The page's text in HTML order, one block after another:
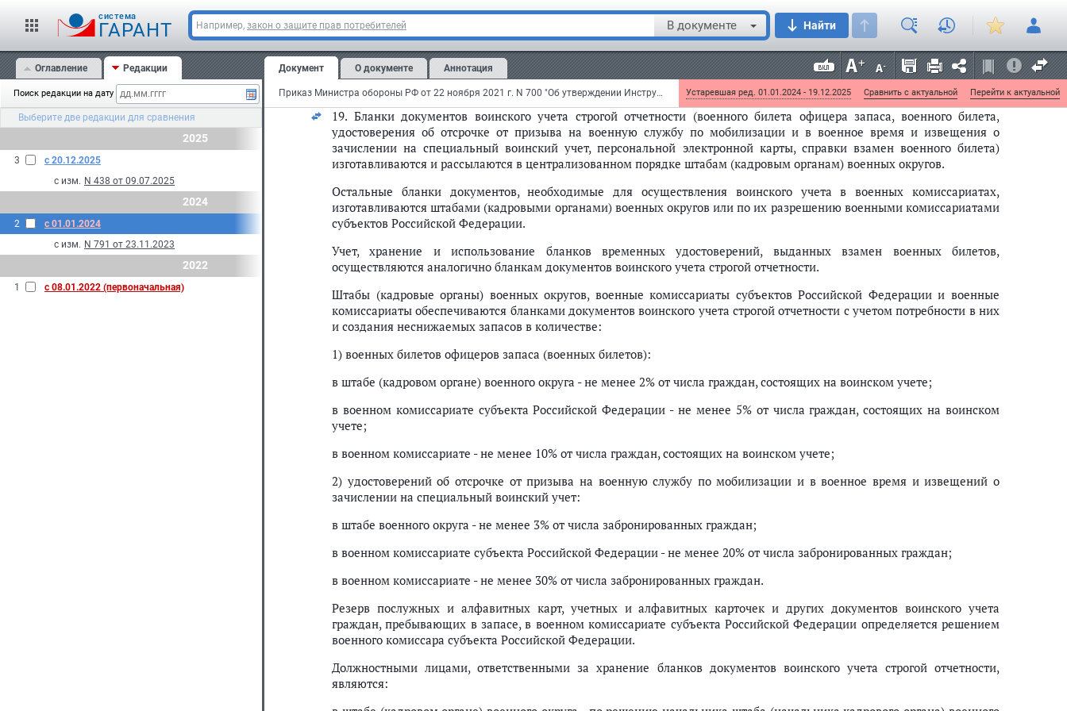
cистема
ГАРАНТ Например, закон о защите прав потребителей В документе Найти
Оглавление Редакции
Поиск редакции на дату
Выберите две редакции для сравнения
2025
3
с 20.12.2025
с изм. N 438 от 09.07.2025
2024
2
с 01.01.2024
с изм. N 791 от 23.11.2023
2022
1 с 08.01.2022 (первоначальная)
Документ О документе Аннотация
Приказ Министра обороны РФ от 22 ноября 2021 г. N 700 "Об утверждении Инструкции об организации работы по обеспечению функционирования системы воинского учета" Устаревшая ред. 01.01.2024 - 19.12.2025 Сравнить с актуальной Перейти к актуальной
билетов уничтожаются с составлением акта об уничтожении.
Ведомость подписывается соответствующим начальником отделения военного комиссариата.
По окончании месяца ведомости подшиваются в дело вместе с документами, послужившими основанием для выдачи
военных билетов офицеров запаса (военных билетов, справок взамен военных билетов).
19. Бланки документов воинского учета строгой отчетности (военного билета офицера запаса, военного билета,
удостоверения об отсрочке от призыва на военную службу по мобилизации и в военное время и извещения о
зачислении на специальный воинский учет, персональной электронной карты, справки взамен военного билета)
изготавливаются и рассылаются в централизованном порядке штабам (кадровым органам) военных округов.
Остальные бланки документов, необходимые для осуществления воинского учета в военных комиссариатах,
изготавливаются штабами (кадровыми органами) военных округов или по их разрешению военными комиссариатами
субъектов Российской Федерации.
Учет, хранение и использование бланков временных удостоверений, выданных взамен военных билетов,
осуществляются аналогично бланкам документов воинского учета строгой отчетности.
Штабы (кадровые органы) военных округов, военные комиссариаты субъектов Российской Федерации и военные
комиссариаты обеспечиваются бланками документов воинского учета строгой отчетности с учетом потребности в них
и создания неснижаемых запасов в количестве:
1) военных билетов офицеров запаса (военных билетов):
в штабе (кадровом органе) военного округа - не менее 2% от числа граждан, состоящих на воинском учете;
в военном комиссариате субъекта Российской Федерации - не менее 5% от числа граждан, состоящих на воинском
учете;
в военном комиссариате - не менее 10% от числа граждан, состоящих на воинском учете;
2) удостоверений об отсрочке от призыва на военную службу по мобилизации и в военное время и извещений о
зачислении на специальный воинский учет:
в штабе военного округа - не менее 3% от числа забронированных граждан;
в военном комиссариате субъекта Российской Федерации - не менее 20% от числа забронированных граждан;
в военном комиссариате - не менее 30% от числа забронированных граждан.
Резерв послужных и алфавитных карт, учетных и алфавитных карточек и других документов воинского учета
граждан, пребывающих в запасе, в военном комиссариате субъекта Российской Федерации определяется решением
военного комиссара субъекта Российской Федерации.
Должностными лицами, ответственными за хранение бланков документов воинского учета строгой отчетности,
являются: